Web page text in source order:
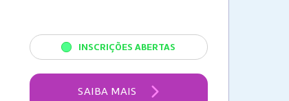
INSCRIÇÕES ABERTAS
SAIBA MAIS